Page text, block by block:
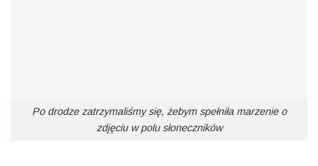
Po drodze zatrzymaliśmy się, żebym spełniła marzenie o
zdjęciu w polu słoneczników